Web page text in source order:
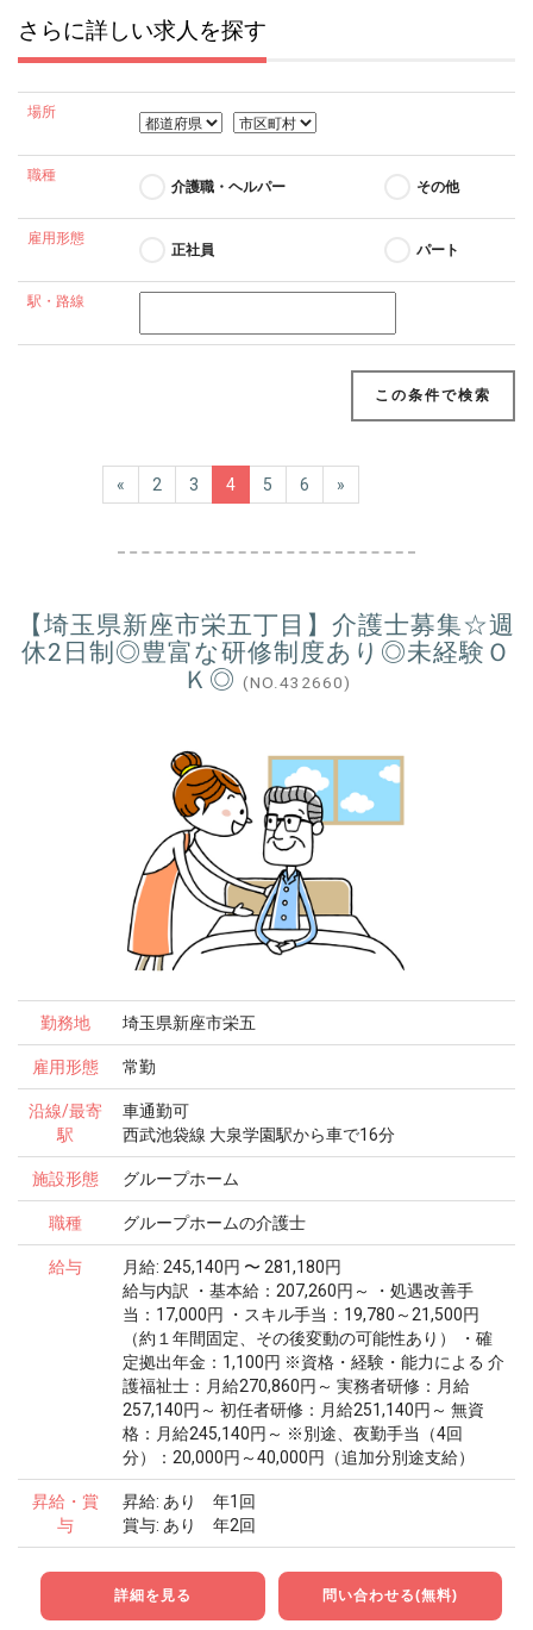
さらに詳しい求人を探す
場所
職種
介護職・ヘルパー その他
雇用形態
正社員 パート
駅・路線
この条件で検索
« 2 3 4 5 6 »
【埼玉県新座市栄五丁目】介護士募集☆週
休2日制◎豊富な研修制度あり◎未経験Ｏ
Ｋ◎ (NO.432660)
勤務地 埼玉県新座市栄五
雇用形態 常勤
沿線/最寄
駅
車通勤可
西武池袋線 大泉学園駅から車で16分
施設形態 グループホーム
職種 グループホームの介護士
給与
月給: 245,140円 〜 281,180円
給与内訳 ・基本給：207,260円～ ・処遇改善手
当：17,000円 ・スキル手当：19,780～21,500円
（約１年間固定、その後変動の可能性あり） ・確
定拠出年金：1,100円 ※資格・経験・能力による 介
護福祉士：月給270,860円～ 実務者研修：月給
257,140円～ 初任者研修：月給251,140円～ 無資
格：月給245,140円～ ※別途、夜勤手当（4回
分）：20,000円～40,000円（追加分別途支給）
昇給・賞
与
昇給: あり 年1回
賞与: あり 年2回
詳細を見る 問い合わせる(無料)